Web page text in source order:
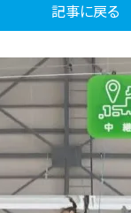
記事に戻る